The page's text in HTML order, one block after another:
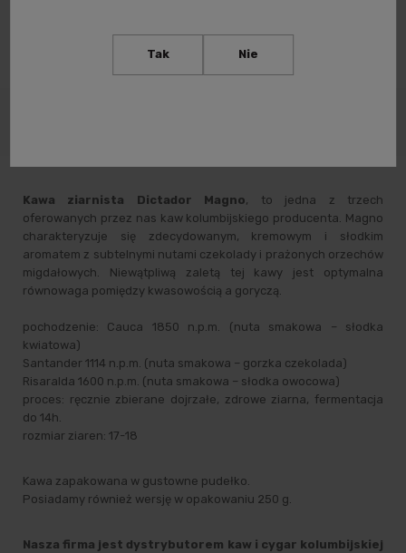
zapytaj o produkt poleć znajomemu
Kawa ziarnista Dictador Magno, to jedna z trzech
oferowanych przez nas kaw kolumbijskiego producenta. Magno
charakteryzuje się zdecydowanym, kremowym i słodkim
aromatem z subtelnymi nutami czekolady i prażonych orzechów
migdałowych. Niewątpliwą zaletą tej kawy jest optymalna
równowaga pomiędzy kwasowością a goryczą.
pochodzenie: Cauca 1850 n.p.m. (nuta smakowa – słodka
kwiatowa)
Santander 1114 n.p.m. (nuta smakowa – gorzka czekolada)
Risaralda 1600 n.p.m. (nuta smakowa – słodka owocowa)
proces: ręcznie zbierane dojrzałe, zdrowe ziarna, fermentacja
do 14h.
rozmiar ziaren: 17-18
Kawa zapakowana w gustowne pudełko.
Posiadamy również wersję w opakowaniu 250 g.
Nasza firma jest dystrybutorem kaw i cygar kolumbijskiej
Tak Nie